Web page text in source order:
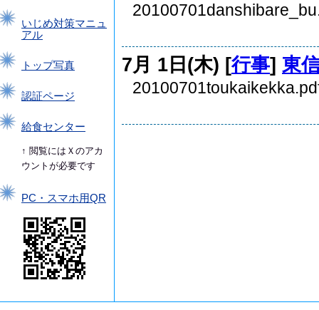
いじめ対策マニュ
アル
トップ写真
認証ページ
給食センター
↑ 閲覧にはＸのアカ
ウントが必要です
PC・スマホ用QR
7月 1日(木) [行事] 東